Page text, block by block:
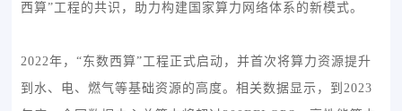
西算”工程的共识，助力构建国家算力网络体系的新模式。
2022年，“东数西算”工程正式启动，并首次将算力资源提升
到水、电、燃气等基础资源的高度。相关数据显示，到2023